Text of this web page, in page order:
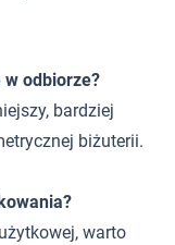
w odbiorze?
bardziej
biżuterii.
warto